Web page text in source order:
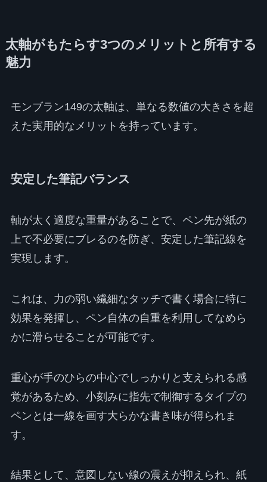
太軸がもたらす3つのメリットと所有する
魅力
モンブラン149の太軸は、単なる数値の大きさを超
えた実用的なメリットを持っています。
安定した筆記バランス
軸が太く適度な重量があることで、ペン先が紙の
上で不必要にブレるのを防ぎ、安定した筆記線を
実現します。
これは、力の弱い繊細なタッチで書く場合に特に
効果を発揮し、ペン自体の自重を利用してなめら
かに滑らせることが可能です。
重心が手のひらの中心でしっかりと支えられる感
覚があるため、小刻みに指先で制御するタイプの
ペンとは一線を画す大らかな書き味が得られま
す。
結果として、意図しない線の震えが抑えられ、紙